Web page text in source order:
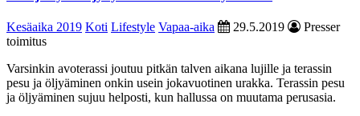
Kesäaika 2019 Koti Lifestyle Vapaa-aika 29.5.2019
Presser
toimitus
Varsinkin avoterassi joutuu pitkän talven aikana lujille ja terassin
pesu ja öljyäminen onkin usein jokavuotinen urakka. Terassin pesu
ja öljyäminen sujuu helposti, kun hallussa on muutama perusasia.